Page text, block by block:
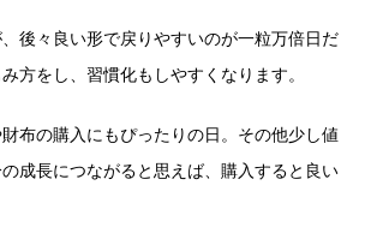
後々良い形で戻りやすいのが一粒万倍日だ
方をし、習慣化もしやすくなります。
布の購入にもぴったりの日。その他少し値
成長につながると思えば、購入すると良い